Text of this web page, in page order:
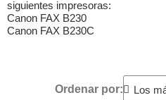
siguientes impresoras:
Canon FAX B230
Canon FAX B230C
Ordenar por: